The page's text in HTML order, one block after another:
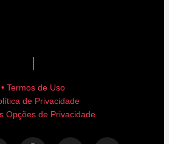
• Termos de Uso
de Privacidade
Opções de Privacidade